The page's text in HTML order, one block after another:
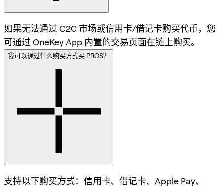
如果无法通过 C2C 市场或信用卡/借记卡购买代币，您
可通过 OneKey App 内置的交易页面在链上购买。
我可以通过什么购买方式买 PROS？
支持以下购买方式：信用卡、借记卡、Apple Pay、